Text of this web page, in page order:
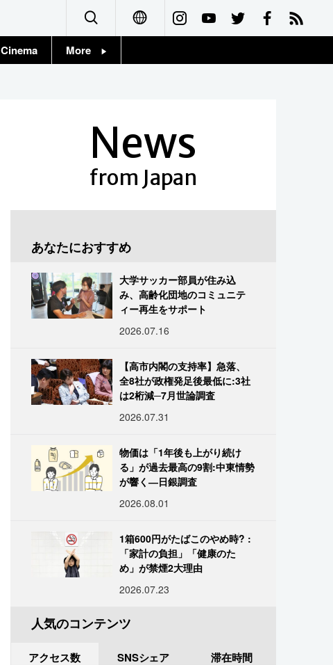
Français
Cinema More
News
from Japan
あなたにおすすめ
大学サッカー部員が住み込
み、高齢化団地のコミュニテ
ィー再生をサポート
2026.07.16
【高市内閣の支持率】急落、
全8社が政権発足後最低に:3社
は2桁減─7月世論調査
2026.07.31
物価は「1年後も上がり続け
る」が過去最高の9割:中東情勢
が響く―日銀調査
2026.08.01
1箱600円がたばこのやめ時? :
「家計の負担」「健康のた
め」が禁煙2大理由
2026.07.23
人気のコンテンツ
アクセス数 SNSシェア 滞在時間